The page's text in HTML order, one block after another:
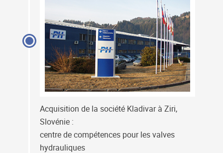
Acquisition de la société Kladivar à Ziri,
Slovénie :
centre de compétences pour les valves
hydrauliques